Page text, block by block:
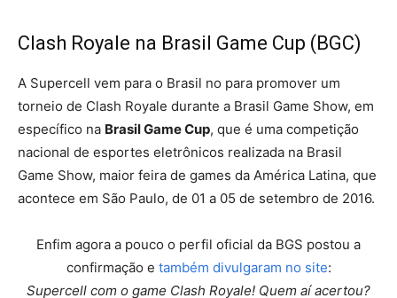
Clash Royale na Brasil Game Cup (BGC)
A Supercell vem para o Brasil no para promover um
torneio de Clash Royale durante a Brasil Game Show, em
específico na Brasil Game Cup, que é uma competição
nacional de esportes eletrônicos realizada na Brasil
Game Show, maior feira de games da América Latina, que
acontece em São Paulo, de 01 a 05 de setembro de 2016.
Enfim agora a pouco o perfil oficial da BGS postou a
confirmação e também divulgaram no site:
Supercell com o game Clash Royale! Quem aí acertou?